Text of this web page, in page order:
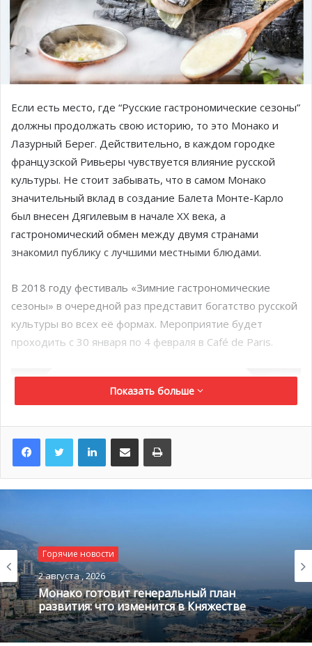
Если есть место, где “Русские гастрономические сезоны”
должны продолжать свою историю, то это Монако и
Лазурный Берег. Действительно, в каждом городке
французской Ривьеры чувствуется влияние русской
культуры. Не стоит забывать, что в самом Монако
значительный вклад в создание Балета Монте-Карло
был внесен Дягилевым в начале XX века, а
гастрономический обмен между двумя странами
знакомил публику с лучшими местными блюдами.
В 2018 году фестиваль «Зимние гастрономические
сезоны» в очередной раз представит богатство русской
культуры во всех её формах. Мероприятие будет
проходить с 30 января по 4 февраля в Café de Paris.
Показать больше
LinkedInПоделиться по электронной почте Распечатать
Горячие новости
2 августа , 2026
Монако готовит генеральный план
развития: что изменится в Княжестве